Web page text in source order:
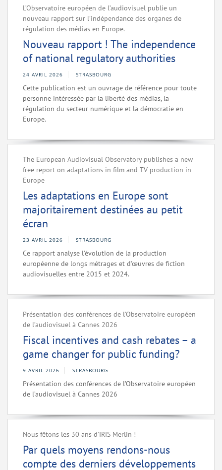
L’Observatoire européen de l’audiovisuel publie un
nouveau rapport sur l’indépendance des organes de
régulation des médias en Europe.
Nouveau rapport ! The independence
of national regulatory authorities
24 AVRIL 2026 STRASBOURG
Cette publication est un ouvrage de référence pour toute
personne intéressée par la liberté des médias, la
régulation du secteur numérique et la démocratie en
Europe.
The European Audiovisual Observatory publishes a new
free report on adaptations in film and TV production in
Europe
Les adaptations en Europe sont
majoritairement destinées au petit
écran
23 AVRIL 2026 STRASBOURG
Ce rapport analyse l'évolution de la production
européenne de longs métrages et d'œuvres de fiction
audiovisuelles entre 2015 et 2024.
Présentation des conférences de l’Observatoire européen
de l’audiovisuel à Cannes 2026
Fiscal incentives and cash rebates – a
game changer for public funding?
9 AVRIL 2026 STRASBOURG
Présentation des conférences de l’Observatoire européen
de l’audiovisuel à Cannes 2026
Nous fêtons les 30 ans d'IRIS Merlin !
Par quels moyens rendons-nous
compte des derniers développements